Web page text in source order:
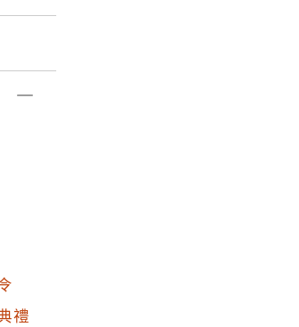
，
54年
整，
。
為
，後
之媽
網，
禮